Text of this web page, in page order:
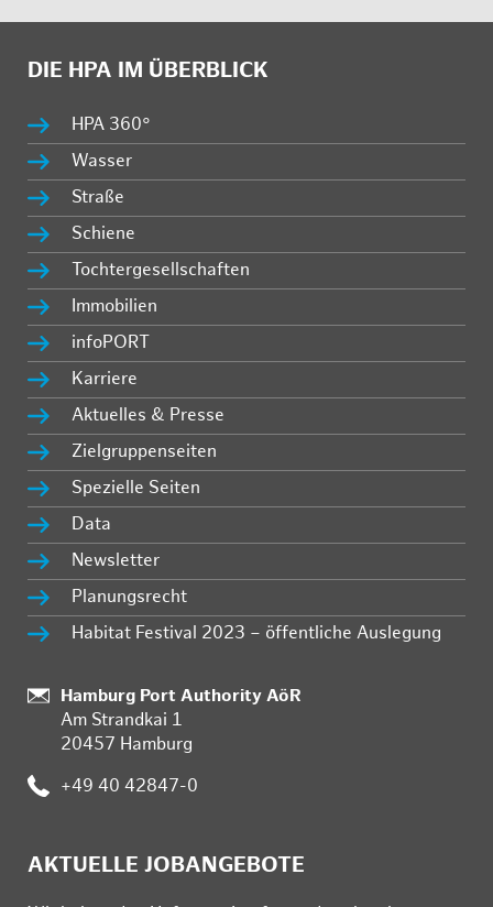
DIE HPA IM ÜBERBLICK
HPA 360°
Wasser
Straße
Schiene
Tochtergesellschaften
Immobilien
infoPORT
Karriere
Aktuelles & Presse
Zielgruppenseiten
Spezielle Seiten
Data
Newsletter
Planungsrecht
Habitat Festival 2023 – öffentliche Auslegung
Standort:
Hamburg Port Authority AöR
Am Strandkai 1
20457 Hamburg
Telefon:
+49 40 42847-0
AKTUELLE JOBANGEBOTE